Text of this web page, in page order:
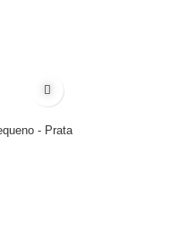
Adicionar à lista de
- Prata